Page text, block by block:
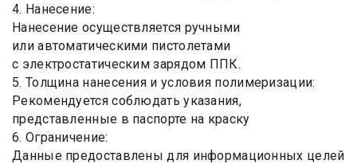
4. Нанесение:
Нанесение осуществляется ручными
или автоматическими пистолетами
с электростатическим зарядом ППК.
5. Толщина нанесения и условия полимеризации:
Рекомендуется соблюдать указания,
представленные в паспорте на краску
6. Ограничение:
Данные предоставлены для информационных целей